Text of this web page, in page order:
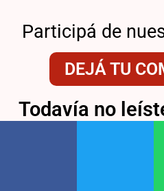
Participá de
DEJÁ TU
Todavía no